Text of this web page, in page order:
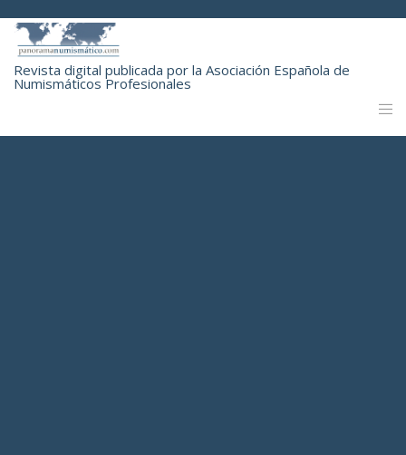
Revista digital publicada por la Asociación Española de
Numismáticos Profesionales